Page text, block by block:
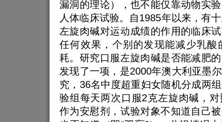
漏洞的理论），也不能仅靠动物实
人体临床试验。自1985年以来，有
左旋肉碱对运动成绩的作用的临床
任何效果，个别的发现能减少乳酸
耗。研究口服左旋肉碱是否能减肥
发现了一项，是2000年澳大利亚墨
究，36名中度超重妇女随机分成两
验组每天两次口服2克左旋肉碱，
作为安慰剂，试验对象不知道自己